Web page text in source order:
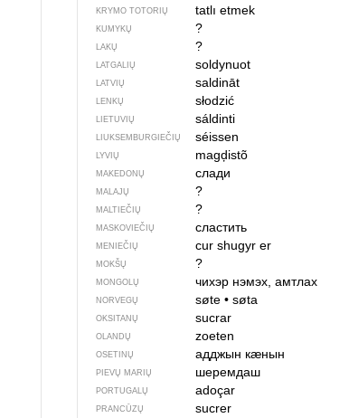
KRYMO TOTORIŲ tatlı etmek
KUMYKŲ ?
LAKŲ ?
LATGALIŲ soldynuot
LATVIŲ saldināt
LENKŲ słodzić
LIETUVIŲ sáldinti
LIUKSEMBURGIEČIŲ séissen
LYVIŲ magḑistõ
MAKEDONŲ слади
MALAJŲ ?
MALTIEČIŲ ?
MASKOVIEČIŲ сластить
MENIEČIŲ cur shugyr er
MOKŠŲ ?
MONGOLŲ чихэр нэмэх, амтлах
NORVEGŲ søte • søta
OKSITANŲ sucrar
OLANDŲ zoeten
OSETINŲ адджын кӕнын
PIEVŲ MARIŲ шеремдаш
PORTUGALŲ adoçar
PRANCŪZŲ sucrer